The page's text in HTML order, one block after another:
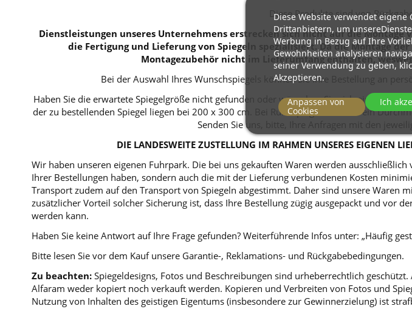
Diese Produkte sind von
Dienstleistungen unseres Unternehmens erstrecken sich nicht auf die
die Fertigung und Lieferung von Spiegeln spezialisiert. Da die Montage
Montagezubehör nicht im Lieferumfang enthalten,
Bei der Auswahl Ihres Wunschspiegels können Sie Ihre Bestellung an
Haben Sie die erwartete Spiegelgröße nicht gefunden oder wünschen Sie sich einen
der zu bestellenden Spiegel liegen bei 200 x 300 cm. Bei Rundspiegeln kommt ein
Senden Sie uns, bitte, Ihre Anfragen mit den
DIE LANDESWEITE ZUSTELLUNG IM RAHMEN UNSERES EIGENEN
Wir haben unseren eigenen Fuhrpark. Die bei uns gekauften Waren werden
Ihrer Bestellungen haben, sondern auch die mit der Lieferung verbundenen Kosten
Transport zudem auf den Transport von Spiegeln abgestimmt. Daher sind unsere Waren
zusätzlicher Vorteil solcher Sicherung ist, dass Ihre Bestellung zügig ausgepackt und vor
werden kann.
Haben Sie keine Antwort auf Ihre Frage gefunden? Weiterführende Infos unter: „Häufig
Bitte lesen Sie vor dem Kauf unsere Garantie-, Reklamations- und Rückgabebedingungen.
Zu beachten: Spiegeldesigns, Fotos und Beschreibungen sind urheberrechtlich
Alfaram weder kopiert noch verkauft werden. Kopieren und Verbreiten von Fotos und
Nutzung von Inhalten des geistigen Eigentums (insbesondere zur Gewinnerzielung) ist
Diese Website verwendet eigene
Drittanbietern, um
Werbung in Bezug auf Ihre
Gewohnheiten analysieren
seiner Verwendung zu geben,
Akzeptieren.
Anpassen von
Cookies
Ich